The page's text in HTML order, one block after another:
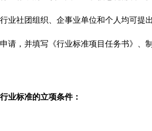
行业社团组织、企事业单位和个人均可提
申请，并填写《行业标准项目任务书》、
行业标准的立项条件：